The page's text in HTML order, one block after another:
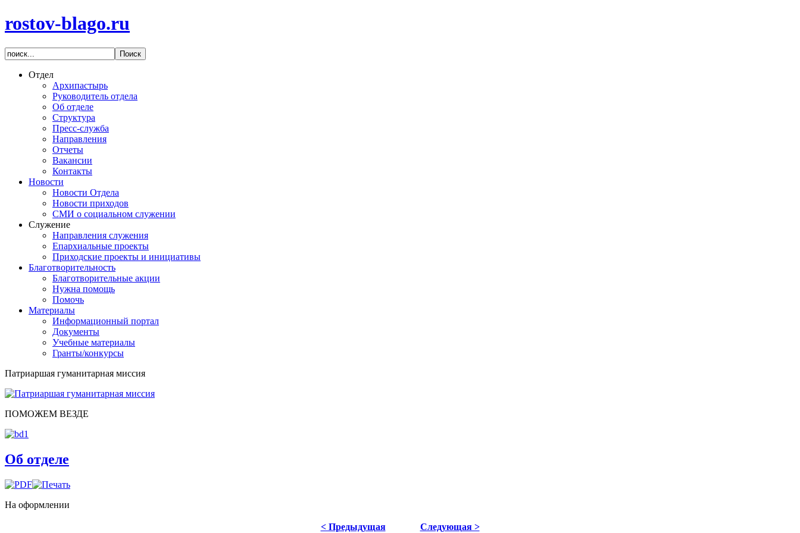
rostov-blago.ru
Отдел
Архипастырь
Руководитель отдела
Об отделе
Структура
Пресс-служба
Направления
Отчеты
Вакансии
Контакты
Новости
Новости Отдела
Новости приходов
СМИ о социальном служении
Служение
Направления служения
Епархиальные проекты
Приходские проекты и инициативы
Благотворительность
Благотворительные акции
Нужна помощь
Помочь
Материалы
Информационный портал
Документы
Учебные материалы
Гранты/конкурсы
Патриаршая гуманитарная миссия
ПОМОЖЕМ ВЕЗДЕ
Об отделе
На оформлении
< Предыдущая Следующая >